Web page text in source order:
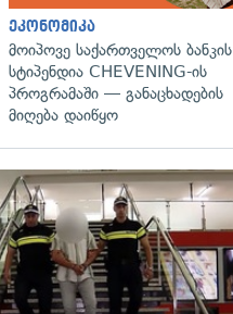
ეკონომიკა
მოიპოვე საქართველოს ბანკის
სტიპენდია CHEVENING-ის
პროგრამაში — განაცხადების
მიღება დაიწყო